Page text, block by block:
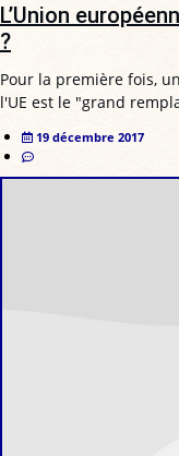
L’Union
?
Pour la première fois,
l'UE est le "grand
19 décembre 2017